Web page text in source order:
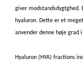
giver modstandsdygtghed.
hyaluron. Dette er et
anvender denne høje grad
Hyaluron (HYA) fractions